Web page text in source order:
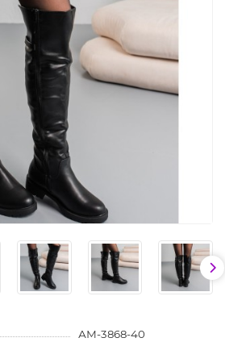
АМ-3868-40